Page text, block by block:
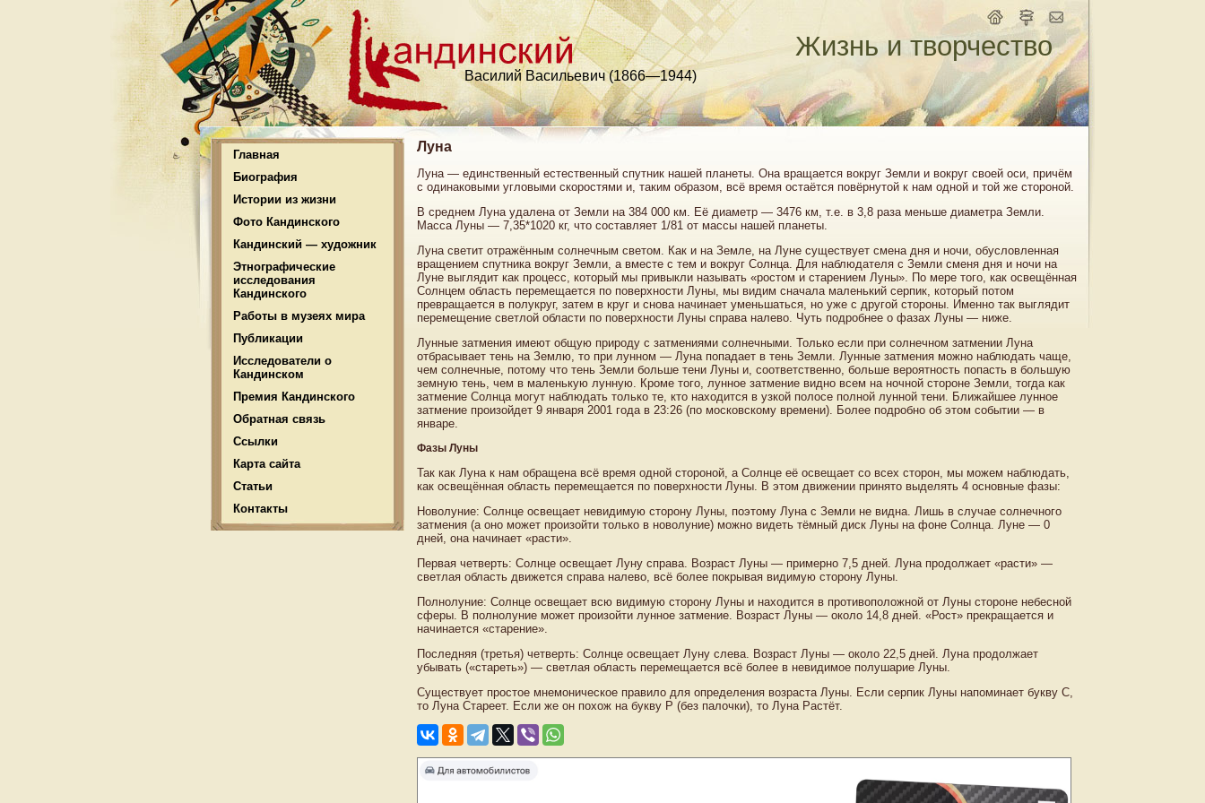
Василий Васильевич (1866—1944)
Жизнь и творчество
Главная
Биография
Истории из жизни
Фото Кандинского
Кандинский — художник
Этнографические
исследования
Кандинского
Работы в музеях мира
Публикации
Исследователи о
Кандинском
Премия Кандинского
Обратная связь
Ссылки
Карта сайта
Статьи
Контакты
Луна
Луна — единственный естественный спутник нашей планеты. Она вращается вокруг Земли и вокруг своей оси, причём
с одинаковыми угловыми скоростями и, таким образом, всё время остаётся повёрнутой к нам одной и той же стороной.
В среднем Луна удалена от Земли на 384 000 км. Её диаметр — 3476 км, т.е. в 3,8 раза меньше диаметра Земли.
Масса Луны — 7,35*1020 кг, что составляет 1/81 от массы нашей планеты.
Луна светит отражённым солнечным светом. Как и на Земле, на Луне существует смена дня и ночи, обусловленная
вращением спутника вокруг Земли, а вместе с тем и вокруг Солнца. Для наблюдателя с Земли сменя дня и ночи на
Луне выглядит как процесс, который мы привыкли называть «ростом и старением Луны». По мере того, как освещённая
Солнцем область перемещается по поверхности Луны, мы видим сначала маленький серпик, который потом
превращается в полукруг, затем в круг и снова начинает уменьшаться, но уже с другой стороны. Именно так выглядит
перемещение светлой области по поверхности Луны справа налево. Чуть подробнее о фазах Луны — ниже.
Лунные затмения имеют общую природу с затмениями солнечными. Только если при солнечном затмении Луна
отбрасывает тень на Землю, то при лунном — Луна попадает в тень Земли. Лунные затмения можно наблюдать чаще,
чем солнечные, потому что тень Земли больше тени Луны и, соответственно, больше вероятность попасть в большую
земную тень, чем в маленькую лунную. Кроме того, лунное затмение видно всем на ночной стороне Земли, тогда как
затмение Солнца могут наблюдать только те, кто находится в узкой полосе полной лунной тени. Ближайшее лунное
затмение произойдет 9 января 2001 года в 23:26 (по московскому времени). Более подробно об этом событии — в
январе.
Фазы Луны
Так как Луна к нам обращена всё время одной стороной, а Солнце её освещает со всех сторон, мы можем наблюдать,
как освещённая область перемещается по поверхности Луны. В этом движении принято выделять 4 основные фазы:
Новолуние: Солнце освещает невидимую сторону Луны, поэтому Луна с Земли не видна. Лишь в случае солнечного
затмения (а оно может произойти только в новолуние) можно видеть тёмный диск Луны на фоне Солнца. Луне — 0
дней, она начинает «расти».
Первая четверть: Солнце освещает Луну справа. Возраст Луны — примерно 7,5 дней. Луна продолжает «расти» —
светлая область движется справа налево, всё более покрывая видимую сторону Луны.
Полнолуние: Солнце освещает всю видимую сторону Луны и находится в противоположной от Луны стороне небесной
сферы. В полнолуние может произойти лунное затмение. Возраст Луны — около 14,8 дней. «Рост» прекращается и
начинается «старение».
Последняя (третья) четверть: Солнце освещает Луну слева. Возраст Луны — около 22,5 дней. Луна продолжает
убывать («стареть») — светлая область перемещается всё более в невидимое полушарие Луны.
Существует простое мнемоническое правило для определения возраста Луны. Если серпик Луны напоминает букву С,
то Луна Стареет. Если же он похож на букву Р (без палочки), то Луна Растёт.